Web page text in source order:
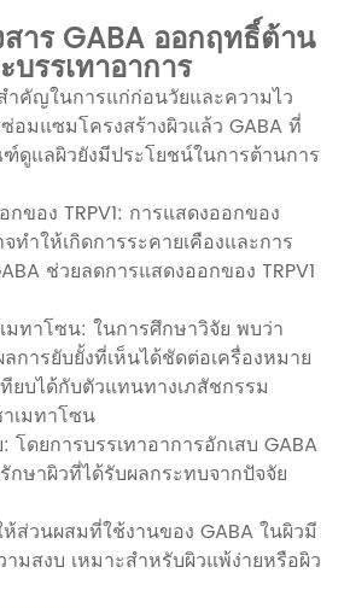
าร GABA ออกฤทธิ์ต้าน
บรรเทาอาการ
ำคัญในการแก่ก่อนวัยและความไว
อมแซมโครงสร้างผิวแล้ว GABA ที่
ดูแลผิวยังมีประโยชน์ในการต้านการ
ของ TRPV1: การแสดงออกของ
จทำให้เกิดการระคายเคืองและการ
ช่วยลดการแสดงออกของ TRPV1
มทาโซน: ในการศึกษาวิจัย พบว่า
การยับยั้งที่เห็นได้ชัดต่อเครื่องหมาย
ยบได้กับตัวแทนทางเภสัชกรรม
เมทาโซน
โดยการบรรเทาอาการอักเสบ GABA
ษาผิวที่ได้รับผลกระทบจากปัจจัย
ส่วนผสมที่ใช้งานของ GABA ในผิวมี
มสงบ เหมาะสำหรับผิวแพ้ง่ายหรือผิว